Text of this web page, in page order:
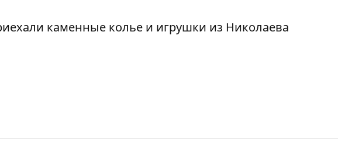
каменные колье и игрушки из Николаева